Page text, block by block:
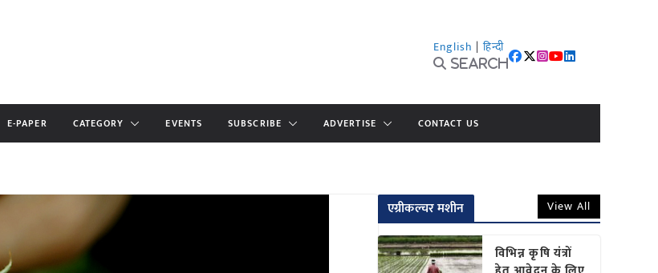
English | हिन्दी
Search
E-PAPER CATEGORY EVENTS SUBSCRIBE ADVERTISE CONTACT US
एग्रीकल्चर मशीन View All
विभिन्न कृषि यंत्रों